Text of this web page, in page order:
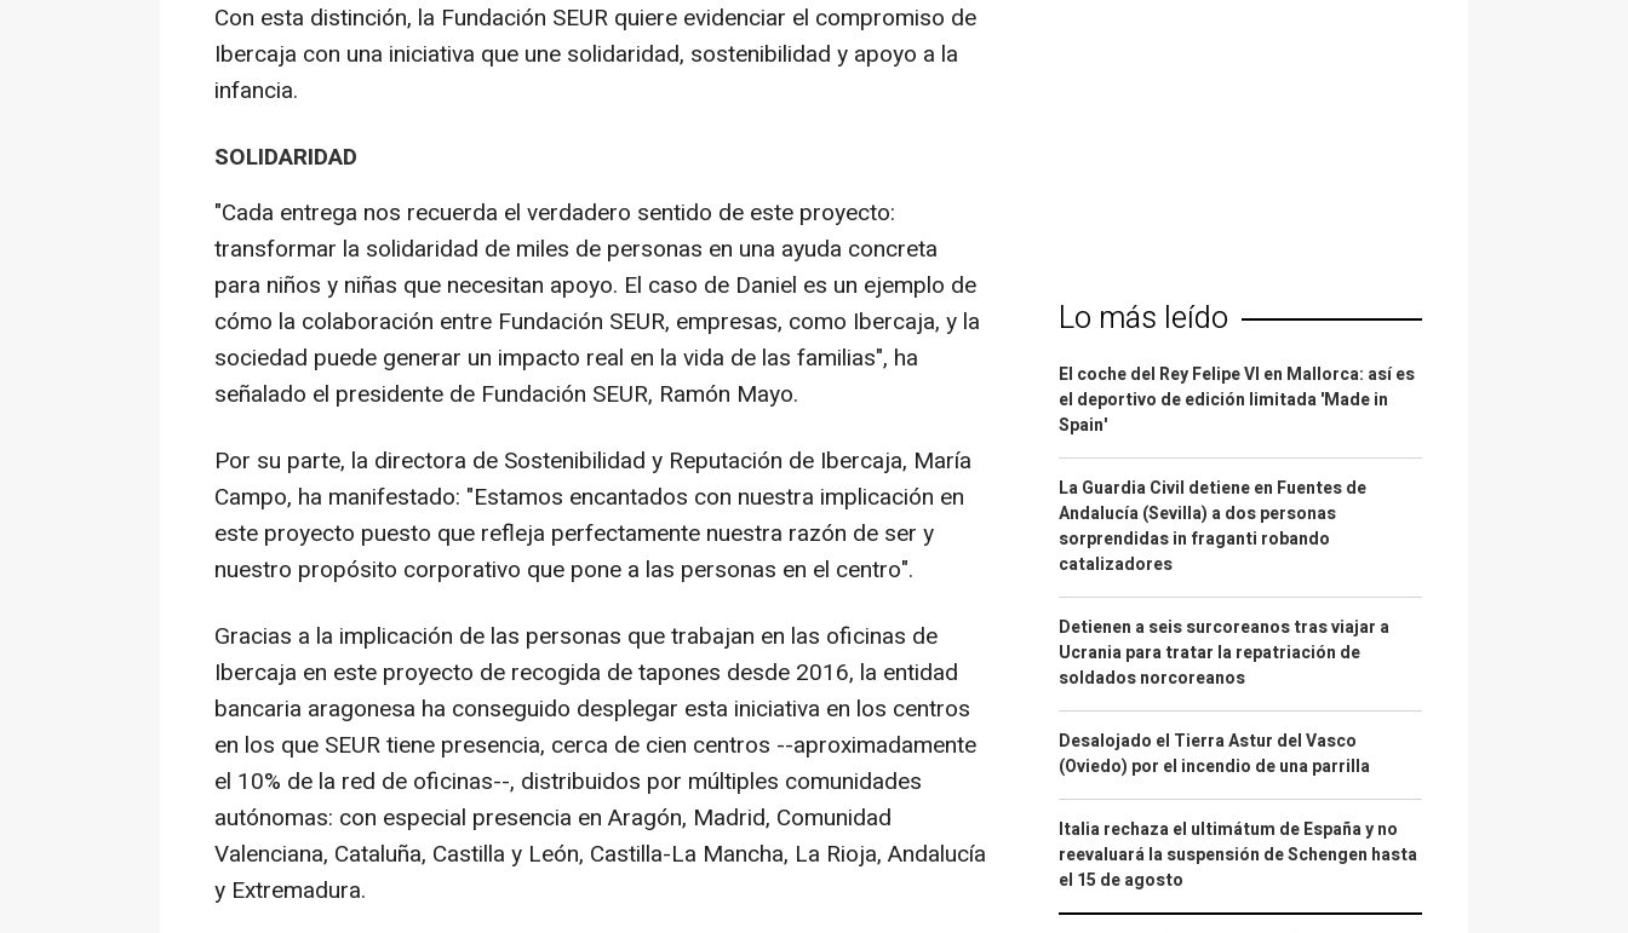
Con esta distinción, la Fundación SEUR quiere evidenciar el compromiso de
Ibercaja con una iniciativa que une solidaridad, sostenibilidad y apoyo a la
infancia.
SOLIDARIDAD
"Cada entrega nos recuerda el verdadero sentido de este proyecto:
transformar la solidaridad de miles de personas en una ayuda concreta
para niños y niñas que necesitan apoyo. El caso de Daniel es un ejemplo de
cómo la colaboración entre Fundación SEUR, empresas, como Ibercaja, y la
sociedad puede generar un impacto real en la vida de las familias", ha
señalado el presidente de Fundación SEUR, Ramón Mayo.
Por su parte, la directora de Sostenibilidad y Reputación de Ibercaja, María
Campo, ha manifestado: "Estamos encantados con nuestra implicación en
este proyecto puesto que refleja perfectamente nuestra razón de ser y
nuestro propósito corporativo que pone a las personas en el centro".
Gracias a la implicación de las personas que trabajan en las oficinas de
Ibercaja en este proyecto de recogida de tapones desde 2016, la entidad
bancaria aragonesa ha conseguido desplegar esta iniciativa en los centros
en los que SEUR tiene presencia, cerca de cien centros --aproximadamente
el 10% de la red de oficinas--, distribuidos por múltiples comunidades
autónomas: con especial presencia en Aragón, Madrid, Comunidad
Valenciana, Cataluña, Castilla y León, Castilla-La Mancha, La Rioja, Andalucía
y Extremadura.
Lo más leído
El coche del Rey Felipe VI en Mallorca: así es
el deportivo de edición limitada 'Made in
Spain'
La Guardia Civil detiene en Fuentes de
Andalucía (Sevilla) a dos personas
sorprendidas in fraganti robando
catalizadores
Detienen a seis surcoreanos tras viajar a
Ucrania para tratar la repatriación de
soldados norcoreanos
Desalojado el Tierra Astur del Vasco
(Oviedo) por el incendio de una parrilla
Italia rechaza el ultimátum de España y no
reevaluará la suspensión de Schengen hasta
el 15 de agosto